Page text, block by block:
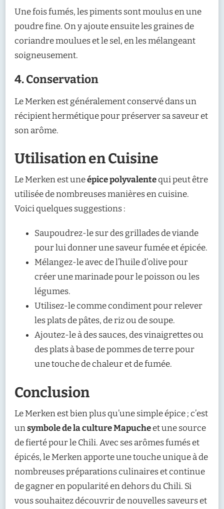
Une fois fumés, les piments sont moulus en une
poudre fine. On y ajoute ensuite les graines de
coriandre moulues et le sel, en les mélangeant
soigneusement.
4. Conservation
Le Merken est généralement conservé dans un
récipient hermétique pour préserver sa saveur et
son arôme.
Utilisation en Cuisine
Le Merken est uneépice polyvalentequi peut être
utilisée de nombreuses manières en cuisine.
Voici quelques suggestions :
Saupoudrez-le sur des grillades de viande
pour lui donner une saveur fumée et épicée.
Mélangez-le avec de l’huile d’olive pour
créer une marinade pour le poisson ou les
légumes.
Utilisez-le comme condiment pour relever
les plats de pâtes, de riz ou de soupe.
Ajoutez-le à des sauces, des vinaigrettes ou
des plats à base de pommes de terre pour
une touche de chaleur et de fumée.
Conclusion
Le Merken est bien plus qu’une simple épice ; c’est
unsymbole de la culture Mapucheet une source
de fierté pour le Chili. Avec ses arômes fumés et
épicés, le Merken apporte une touche unique à de
nombreuses préparations culinaires et continue
de gagner en popularité en dehors du Chili. Si
vous souhaitez découvrir de nouvelles saveurs et